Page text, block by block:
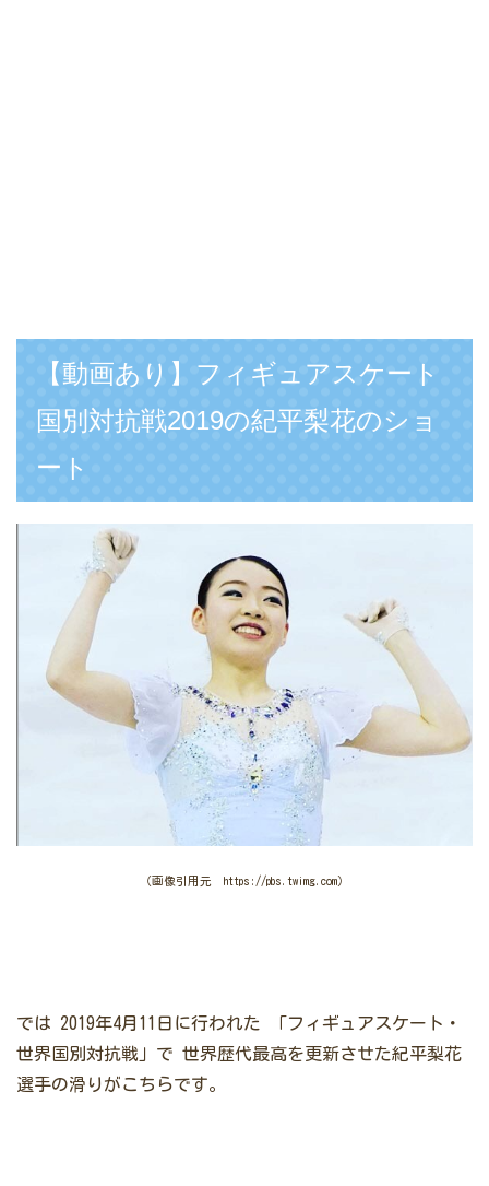
【動画あり】フィギュアスケート
国別対抗戦2019の紀平梨花のショ
ート
（画像引用元 https://pbs.twimg.com）
では 2019年4月11日に行われた 「フィギュアスケート・
世界国別対抗戦 」で 世界歴代最高を更新させた紀平梨花
選手の滑りがこちらです。